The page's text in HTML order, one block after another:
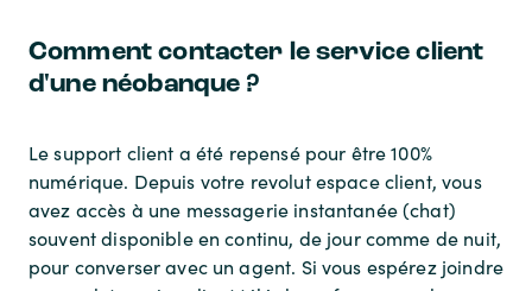
Comment contacter le service client
d'une néobanque ?
Le support client a été repensé pour être 100%
numérique. Depuis votre revolut espace client, vous
avez accès à une messagerie instantanée (chat)
souvent disponible en continu, de jour comme de nuit,
pour converser avec un agent. Si vous espérez joindre